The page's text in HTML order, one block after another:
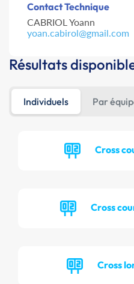
Contact Technique
CABRIOL Yoann
yoan.cabirol@gmail.com
Résultats
Individuels Par
Cross
Cross
Cross